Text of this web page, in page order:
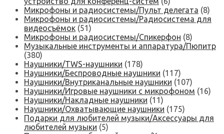
Микрофоны и радиосистемы/Пульт делегата (8)
Микрофоны и радиосистемы/Радиосистема для
видеосъёмок (51)
Микрофоны и радиосистемы/Спикерфон (8)
Музыкальные инструменты и аппаратура/Пюпитр
(380)
Наушники/TWS-наушники (178)
Наушники/Беспроводные наушники (117)
Наушники/Внутриканальные наушники (107)
Наушники/Игровые наушники с микрофоном (16)
Наушники/Накладные наушники (11)
Наушники/Охватывающие наушники (175)
Подарки для любителей музыки/Аксессуары для
любителей музыки (5)